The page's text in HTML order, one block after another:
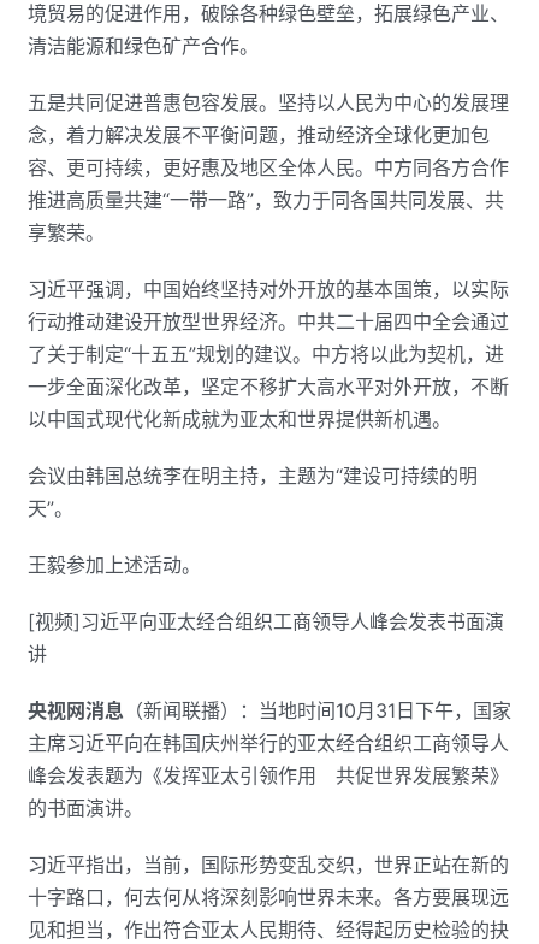
境贸易的促进作用，破除各种绿色壁垒，拓展绿色产业、
清洁能源和绿色矿产合作。
五是共同促进普惠包容发展。坚持以人民为中心的发展理
念，着力解决发展不平衡问题，推动经济全球化更加包
容、更可持续，更好惠及地区全体人民。中方同各方合作
推进高质量共建“一带一路”，致力于同各国共同发展、共
享繁荣。
习近平强调，中国始终坚持对外开放的基本国策，以实际
行动推动建设开放型世界经济。中共二十届四中全会通过
了关于制定“十五五”规划的建议。中方将以此为契机，进
一步全面深化改革，坚定不移扩大高水平对外开放，不断
以中国式现代化新成就为亚太和世界提供新机遇。
会议由韩国总统李在明主持，主题为“建设可持续的明
天”。
王毅参加上述活动。
[视频]习近平向亚太经合组织工商领导人峰会发表书面演
讲
央视网消息 （新闻联播）：当地时间10月31日下午，国家
主席习近平向在韩国庆州举行的亚太经合组织工商领导人
峰会发表题为《发挥亚太引领作用 共促世界发展繁荣》
的书面演讲。
习近平指出，当前，国际形势变乱交织，世界正站在新的
十字路口，何去何从将深刻影响世界未来。各方要展现远
见和担当，作出符合亚太人民期待、经得起历史检验的抉